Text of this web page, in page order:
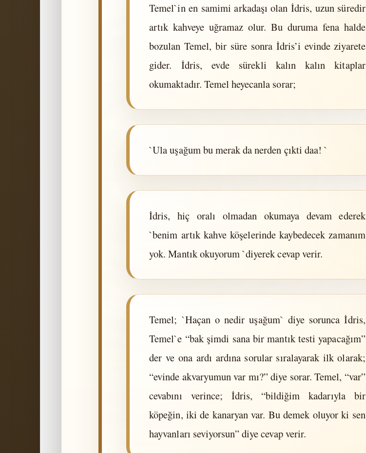
Temel`in en samimi arkadaşı olan İdris, uzun süredir
artık kahveye uğramaz olur. Bu duruma fena halde
bozulan Temel, bir süre sonra İdris’i evinde ziyarete
gider. İdris, evde sürekli kalın kalın kitaplar
okumaktadır. Temel heyecanla sorar;
`Ula uşağum bu merak da nerden çıkti daa! `
İdris, hiç oralı olmadan okumaya devam ederek
`benim artık kahve köşelerinde kaybedecek zamanım
yok. Mantık okuyorum `diyerek cevap verir.
Temel; `Haçan o nedir uşağum` diye sorunca İdris,
Temel`e “bak şimdi sana bir mantık testi yapacağım”
der ve ona ardı ardına sorular sıralayarak ilk olarak;
“evinde akvaryumun var mı?” diye sorar. Temel, “var”
cevabını verince; İdris, “bildiğim kadarıyla bir
köpeğin, iki de kanaryan var. Bu demek oluyor ki sen
hayvanları seviyorsun” diye cevap verir.